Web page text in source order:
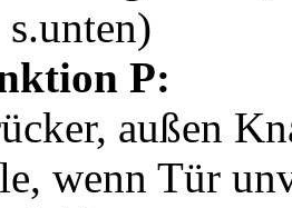
P:
außen
wenn Tür